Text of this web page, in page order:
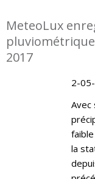
MeteoLux
2017
2-
Avec
la